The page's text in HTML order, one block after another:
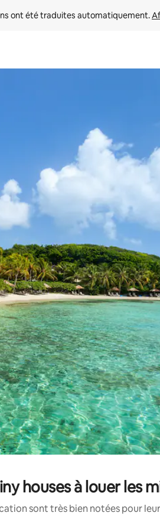
ont été traduites automatiquement.
le bas pour les parcourir ou en
houses à louer les
sont très bien notées pour